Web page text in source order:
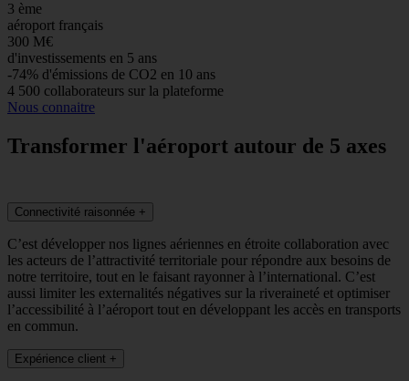
3 ème
aéroport français
300 M€
d'investissements en 5 ans
-74% d'émissions de CO2 en 10 ans
4 500 collaborateurs sur la plateforme
Nous connaitre
Transformer l'aéroport autour de 5 axes
Connectivité raisonnée +
C’est développer nos lignes aériennes en étroite collaboration avec
les acteurs de l’attractivité territoriale pour répondre aux besoins de
notre territoire, tout en le faisant rayonner à l’international. C’est
aussi limiter les externalités négatives sur la riveraineté et optimiser
l’accessibilité à l’aéroport tout en développant les accès en transports
en commun.
Expérience client +